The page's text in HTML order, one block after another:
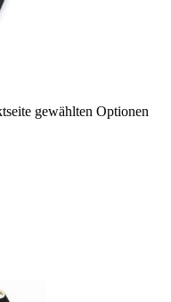
gewählten Optionen